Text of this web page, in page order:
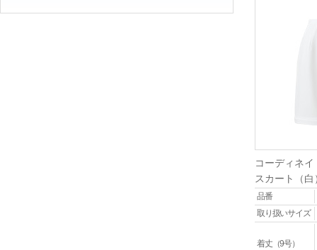
コーディネ
スカート（白
品番
取り扱いサイズ
着丈（9号）